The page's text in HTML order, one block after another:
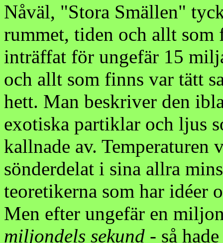
Nåväl, "Stora Smällen"
rummet, tiden och allt
inträffat för ungefär 15
och allt som finns var tätt
hett. Man beskriver den
exotiska partiklar och ljus
kallnade av. Temperaturen
sönderdelat i sina allra
teoretikerna som har idéer
Men efter ungefär en
miljondels sekund - så